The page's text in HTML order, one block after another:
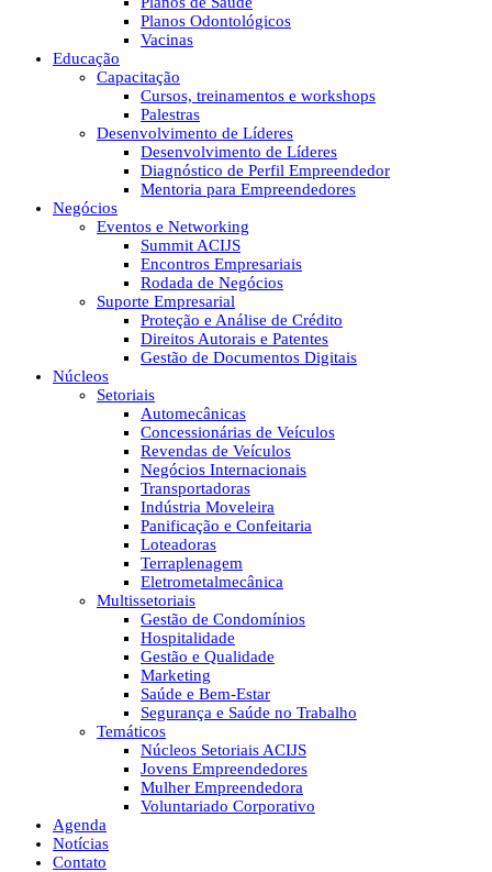
Planos Odontológicos
Vacinas
Educação
Capacitação
Cursos, treinamentos e workshops
Palestras
Desenvolvimento de Líderes
Desenvolvimento de Líderes
Diagnóstico de Perfil Empreendedor
Mentoria para Empreendedores
Negócios
Eventos e Networking
Summit ACIJS
Encontros Empresariais
Rodada de Negócios
Suporte Empresarial
Proteção e Análise de Crédito
Direitos Autorais e Patentes
Gestão de Documentos Digitais
Núcleos
Setoriais
Automecânicas
Concessionárias de Veículos
Revendas de Veículos
Negócios Internacionais
Transportadoras
Indústria Moveleira
Panificação e Confeitaria
Loteadoras
Terraplenagem
Eletrometalmecânica
Multissetoriais
Gestão de Condomínios
Hospitalidade
Gestão e Qualidade
Marketing
Saúde e Bem-Estar
Segurança e Saúde no Trabalho
Temáticos
Núcleos Setoriais ACIJS
Jovens Empreendedores
Mulher Empreendedora
Voluntariado Corporativo
Agenda
Notícias
Contato